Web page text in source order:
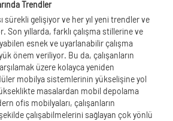
Trendler
sürekli gelişiyor ve her yıl yeni trendler ve
Son yıllarda, farklı çalışma stillerine ve
esnek ve uyarlanabilir çalışma
önem veriliyor. Bu da, çalışanların
üzere kolayca yeniden
mobilya sistemlerinin yükselişine yol
masalardan mobil depolama
ofis mobilyaları, çalışanların
çalışabilmelerini sağlayan çok yönlü